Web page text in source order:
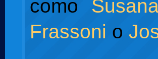
como
Frassoni o